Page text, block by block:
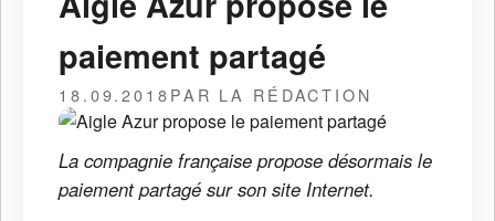
paiement partagé
18.09.2018PAR LA RÉDACTION
La compagnie française propose désormais le
paiement partagé sur son site Internet.